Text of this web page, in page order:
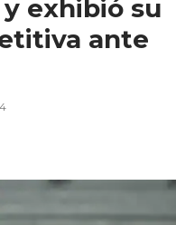
exhibió su
ante